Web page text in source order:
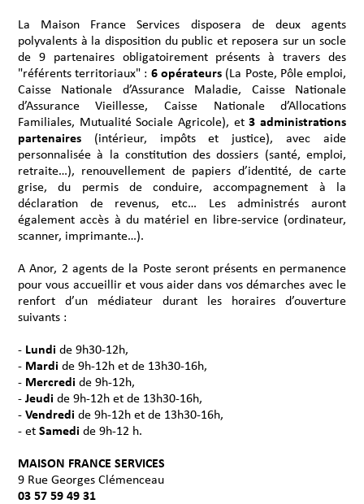
La Maison France Services disposera de deux agents
polyvalents à la disposition du public et reposera sur un socle
de 9 partenaires obligatoirement présents à travers des
"référents territoriaux" : 6 opérateurs (La Poste, Pôle emploi,
Caisse Nationale d’Assurance Maladie, Caisse Nationale
d’Assurance Vieillesse, Caisse Nationale d’Allocations
Familiales, Mutualité Sociale Agricole), et3 administrations
partenaires (intérieur, impôts et justice), avec aide
personnalisée à la constitution des dossiers (santé, emploi,
retraite…), renouvellement de papiers d’identité, de carte
grise, du permis de conduire, accompagnement à la
déclaration de revenus, etc… Les administrés auront
également accès à du matériel en libre-service (ordinateur,
scanner, imprimante…).
A Anor, 2 agents de la Poste seront présents en permanence
pour vous accueillir et vous aider dans vos démarches avec le
renfort d’un médiateur durant les horaires d’ouverture
suivants :
- Lundi de 9h30-12h,
- Mardi de 9h-12h et de 13h30-16h,
- Mercredi de 9h-12h,
- Jeudi de 9h-12h et de 13h30-16h,
- Vendredi de 9h-12h et de 13h30-16h,
- et Samedi de 9h-12 h.
MAISON FRANCE SERVICES
9 Rue Georges Clémenceau
03 57 59 49 31